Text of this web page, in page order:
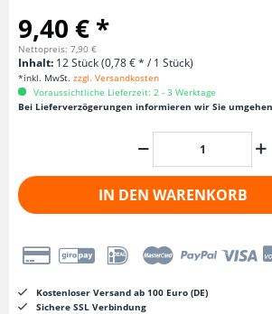
9,40 € *
Nettopreis: 7,90 €
Inhalt: 12 Stück (0,78 € * / 1 Stück)
*inkl. MwSt. zzgl. Versandkosten
Voraussichtliche Lieferzeit: 2 - 3 Werktage
Bei Lieferverzögerungen informieren wir Sie
IN DEN WARENKORB
Kostenloser Versand ab 100 Euro (DE)
Sichere SSL Verbindung